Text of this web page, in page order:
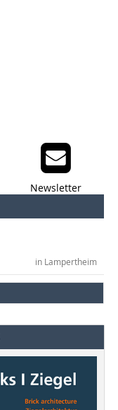
Newsletter
in Lampertheim